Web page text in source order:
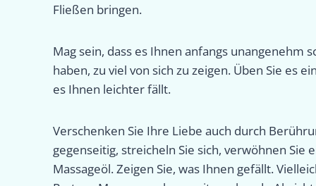
Fließen bringen.
Mag sein, dass es Ihnen anfangs unangenehm
haben, zu viel von sich zu zeigen. Üben Sie es
es Ihnen leichter fällt.
Verschenken Sie Ihre Liebe auch durch
gegenseitig, streicheln Sie sich, verwöhnen
Massageöl. Zeigen Sie, was Ihnen gefällt.